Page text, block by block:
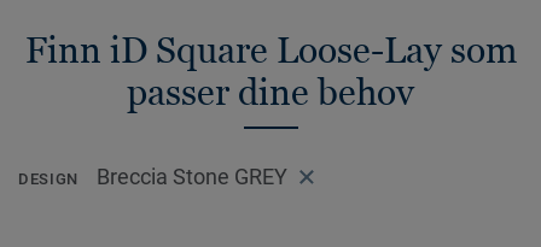
Finn iD Square Loose-Lay som
passer dine behov
DESIGN Breccia Stone GREY